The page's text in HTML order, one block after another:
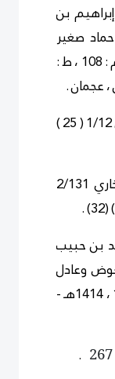
بن
صغير
أحمد بن محمد حنيف ، ص : 51. رقم : 108 ، ط :
أخرجه : البخاري 1/12 ( 25 )
أخرجه: البخاري 2/131
بن حبيب
وعادل
أحمد عبد الموجود ، ( 3 / 73 ) ، ط : 1 ، 1414هـ -
.